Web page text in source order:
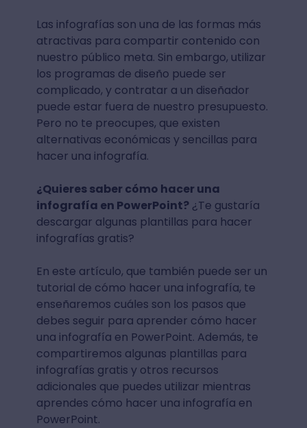
Las infografías son una de las formas más
atractivas para compartir contenido con
nuestro público meta. Sin embargo, utilizar
los programas de diseño puede ser
complicado, y contratar a un diseñador
puede estar fuera de nuestro presupuesto.
Pero no te preocupes, que existen
alternativas económicas y sencillas para
hacer una infografía.
¿Quieres saber cómo hacer una
infografía en PowerPoint?¿Te gustaría
descargar algunas plantillas para hacer
infografías gratis?
En este artículo, que también puede ser un
tutorial de cómo hacer una infografía, te
enseñaremos cuáles son los pasos que
debes seguir para aprender cómo hacer
una infografía en PowerPoint. Además, te
compartiremos algunas plantillas para
infografías gratis y otros recursos
adicionales que puedes utilizar mientras
aprendes cómo hacer una infografía en
PowerPoint.